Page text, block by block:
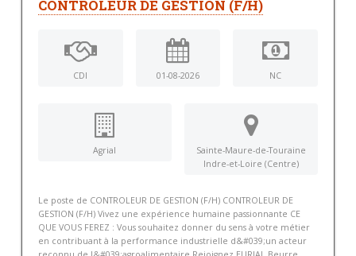
CONTROLEUR DE GESTION (F/H)
CDI 01-08-2026 NC
Agrial
Sainte-Maure-de-Touraine
Indre-et-Loire (Centre)
Le poste de CONTROLEUR DE GESTION (F/H) CONTROLEUR DE
GESTION (F/H) Vivez une expérience humaine passionnante CE
QUE VOUS FEREZ : Vous souhaitez donner du sens à votre métier
en contribuant à la performance industrielle d&#039;un acteur